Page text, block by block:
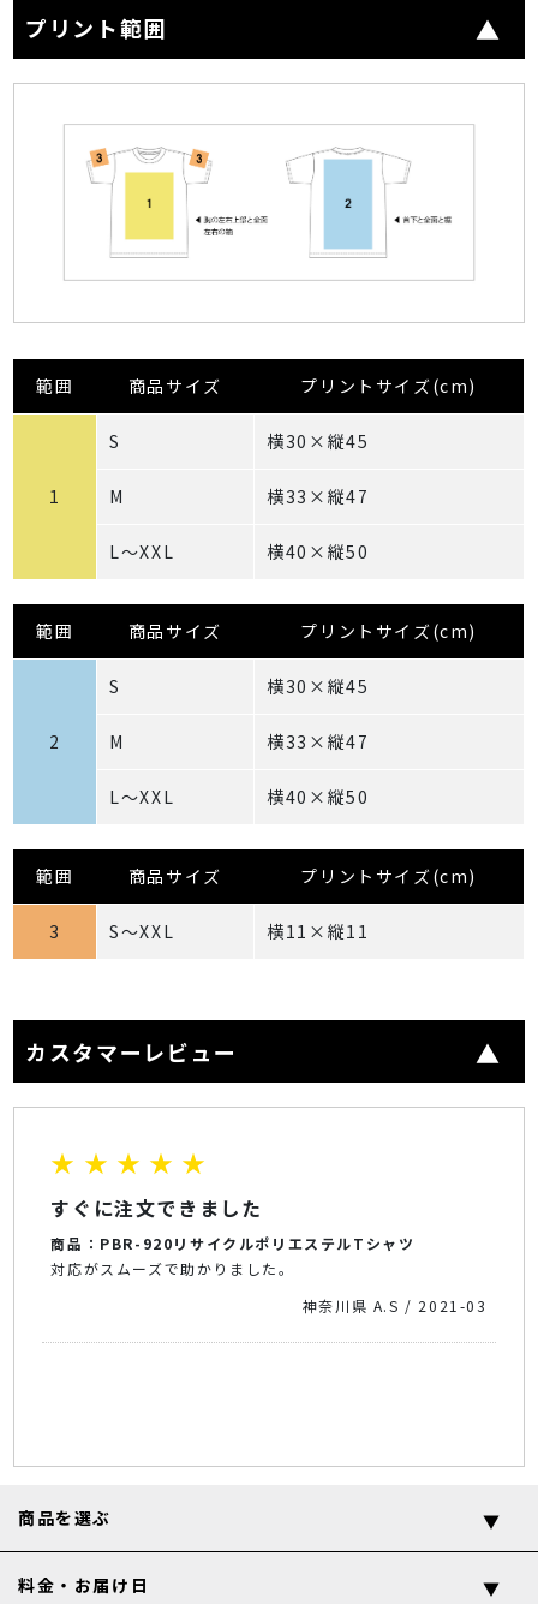
プリント範囲
範囲 商品サイズ プリントサイズ(cm)
1
S 横30×縦45
M 横33×縦47
L～XXL 横40×縦50
範囲 商品サイズ プリントサイズ(cm)
2
S 横30×縦45
M 横33×縦47
L～XXL 横40×縦50
範囲 商品サイズ プリントサイズ(cm)
3 S～XXL 横11×縦11
カスタマーレビュー
★ ★ ★ ★ ★
すぐに注文できました
商品：PBR-920リサイクルポリエステルTシャツ
対応がスムーズで助かりました。
神奈川県 A.S / 2021-03
商品を選ぶ
料金・お届け日